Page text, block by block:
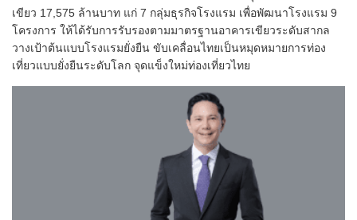
เขียว 17,575 ล้านบาท แก่ 7 กลุ่มธุรกิจโรงแรม เพื่อพัฒนาโรงแรม 9
โครงการ ให้ได้รับการรับรองตามมาตรฐานอาคารเขียวระดับสากล
วางเป้าต้นแบบโรงแรมยั่งยืน ขับเคลื่อนไทยเป็นหมุดหมายการท่อง
เที่ยวแบบยั่งยืนระดับโลก จุดแข็งใหม่ท่องเที่ยวไทย